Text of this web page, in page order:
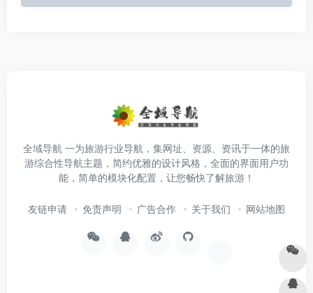
全域导航 一为旅游行业导航，集网址、资源、资讯于一体的旅
游综合性导航主题，简约优雅的设计风格，全面的界面用户功
能，简单的模块化配置，让您畅快了解旅游！
友链申请 免责声明 广告合作 关于我们 网站地图